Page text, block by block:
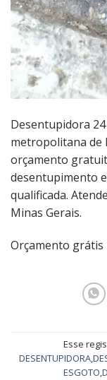
Desentupidora
metropolitana de
orçamento
desentupimento
qualificada.
Minas Gerais.
Orçamento grátis
Esse
DESENTUPIDORA,
ESGOTO,